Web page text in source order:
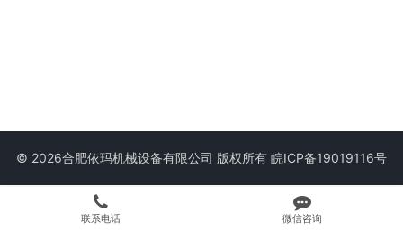
© 2026合肥依玛机械设备有限公司 版权所有 皖ICP备19019116号
联系电话 微信咨询